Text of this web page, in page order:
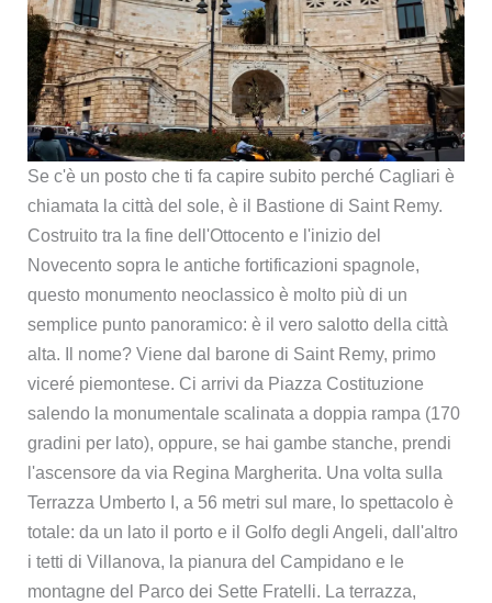
Se c'è un posto che ti fa capire subito perché Cagliari è
chiamata la città del sole, è il Bastione di Saint Remy.
Costruito tra la fine dell'Ottocento e l'inizio del
Novecento sopra le antiche fortificazioni spagnole,
questo monumento neoclassico è molto più di un
semplice punto panoramico: è il vero salotto della città
alta. Il nome? Viene dal barone di Saint Remy, primo
viceré piemontese. Ci arrivi da Piazza Costituzione
salendo la monumentale scalinata a doppia rampa (170
gradini per lato), oppure, se hai gambe stanche, prendi
l'ascensore da via Regina Margherita. Una volta sulla
Terrazza Umberto I, a 56 metri sul mare, lo spettacolo è
totale: da un lato il porto e il Golfo degli Angeli, dall'altro
i tetti di Villanova, la pianura del Campidano e le
montagne del Parco dei Sette Fratelli. La terrazza,